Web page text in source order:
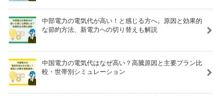
中部電力の電気代が高い！と感じる方へ。原因と効果的
な節約方法、新電力への切り替えも解説
中国電力の電気代はなぜ高い？高騰原因と主要プラン比
較・世帯別シミュレーション